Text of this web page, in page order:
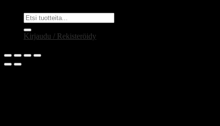
Etsi:
Kirjaudu / Rekisteröidy